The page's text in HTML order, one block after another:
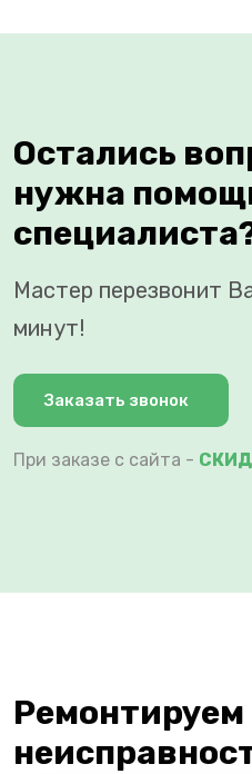
Остались
нужна
Мастер перезвонит
минут!
Заказать звонок
При заказе с сайта -